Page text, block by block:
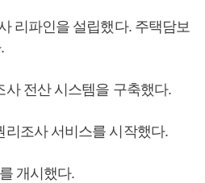
리파인을 설립했다. 주택담보
사 전산 시스템을 구축했다.
리조사 서비스를 시작했다.
개시했다.